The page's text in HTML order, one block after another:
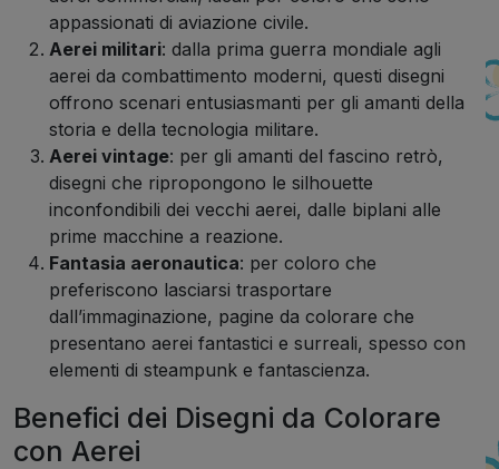
appassionati di aviazione civile.
Aerei militari: dalla prima guerra mondiale agli
aerei da combattimento moderni, questi disegni
offrono scenari entusiasmanti per gli amanti della
storia e della tecnologia militare.
Aerei vintage: per gli amanti del fascino retrò,
disegni che ripropongono le silhouette
inconfondibili dei vecchi aerei, dalle biplani alle
prime macchine a reazione.
Fantasia aeronautica: per coloro che
preferiscono lasciarsi trasportare
dall’immaginazione, pagine da colorare che
presentano aerei fantastici e surreali, spesso con
elementi di steampunk e fantascienza.
Benefici dei Disegni da Colorare
con Aerei